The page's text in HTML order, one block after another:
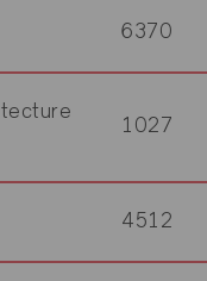
6370
1027
4512